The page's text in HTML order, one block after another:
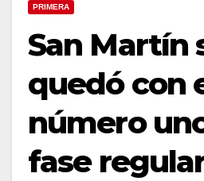
PRIMERA
San Martín
quedó con
número
fase